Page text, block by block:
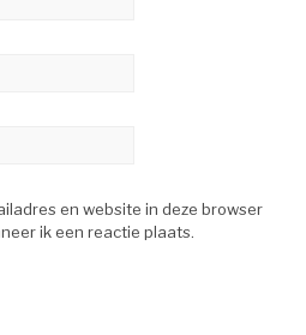
en website in deze browser
ik een reactie plaats.